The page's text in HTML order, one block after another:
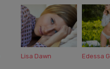
Lisa Dawn Edessa G